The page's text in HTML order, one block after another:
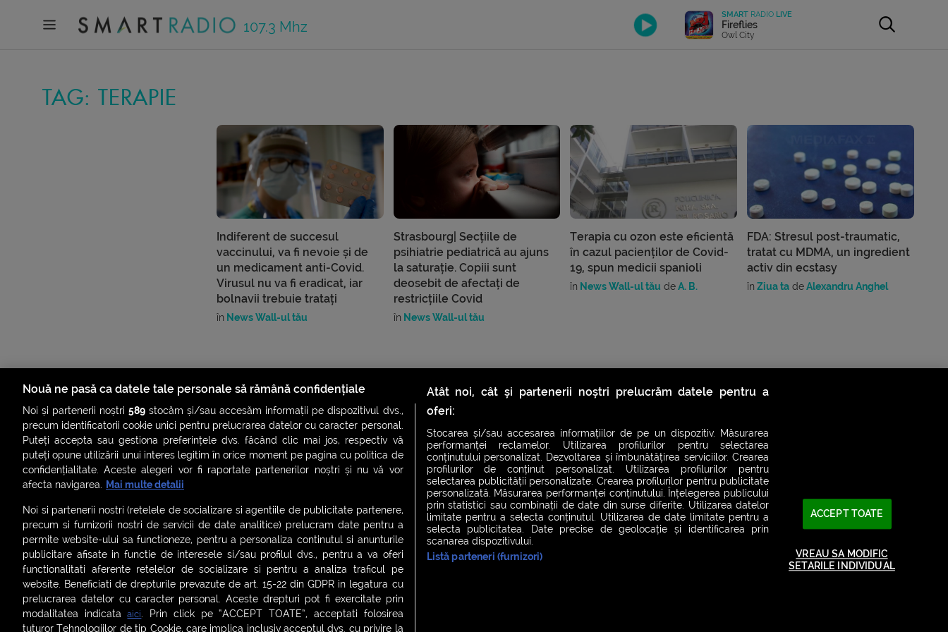
107.3 Mhz
SMART RADIO LIVE
Fireflies
Owl City
TAG: TERAPIE
Indiferent de succesul
vaccinului, va fi nevoie și de
un medicament anti-Covid.
Virusul nu va fi eradicat, iar
bolnavii trebuie tratați
în News Wall-ul tău
Strasbourg| Secțiile de
psihiatrie pediatrică au ajuns
la saturație. Copiii sunt
deosebit de afectați de
restricțiile Covid
în News Wall-ul tău
Terapia cu ozon este eficientă
în cazul pacienților de Covid-
19, spun medicii spanioli
în News Wall-ul tău deA. B.
FDA: Stresul post-traumatic,
tratat cu MDMA, un ingredient
activ din ecstasy
în Ziua ta deAlexandru Anghel
ȘTIRI SMART SHORTS NIGHT FEVER
LIVE FEVER CONCERT
ASCULTĂ ACUM RADIOURILE SMART
Termeni și condiții | Politica de confidențialitate | Politica de cookies | Contact
Contact:
office@smartradio.ro
Nouă ne pasă ca datele tale personale să rămână confidențiale
Noi și partenerii noștri589 stocăm și/sau accesăm informații pe dispozitivul dvs.,
precum identificatorii cookie unici pentru prelucrarea datelor cu caracter personal.
Puteți accepta sau gestiona preferințele dvs. făcând clic mai jos, respectiv vă
puteți opune utilizării unui interes legitim în orice moment pe pagina cu politica de
confidențialitate. Aceste alegeri vor fi raportate partenerilor noștri și nu vă vor
afecta navigarea. Mai multe detalii
Noi si partenerii nostri (retelele de socializare si agentiile de publicitate partenere,
precum si furnizorii nostri de servicii de date analitice) prelucram date pentru a
permite website-ului sa functioneze, pentru a personaliza continutul si anunturile
publicitare afisate in functie de interesele si/sau profilul dvs., pentru a va oferi
functionalitati aferente retelelor de socializare si pentru a analiza traficul pe
website. Beneficiati de drepturile prevazute de art. 15-22 din GDPR in legatura cu
prelucrarea datelor cu caracter personal. Aceste drepturi pot fi exercitate prin
modalitatea indicataaici. Prin click pe “ACCEPT TOATE”, acceptati folosirea
tuturor Tehnologiilor de tip Cookie, care implica inclusiv acceptul dvs. cu privire la
Atât noi, cât și partenerii noștri prelucrăm datele pentru a
oferi:
Stocarea și/sau accesarea informațiilor de pe un dispozitiv. Măsurarea
performanței reclamelor. Utilizarea profilurilor pentru selectarea
conținutului personalizat. Dezvoltarea și îmbunătățirea serviciilor. Crearea
profilurilor de conținut personalizat. Utilizarea profilurilor pentru
selectarea publicității personalizate. Crearea profilurilor pentru publicitate
personalizată. Măsurarea performanței conținutului. Înțelegerea publicului
prin statistici sau combinații de date din surse diferite. Utilizarea datelor
limitate pentru a selecta conținutul. Utilizarea de date limitate pentru a
selecta publicitatea. Date precise de geolocație și identificarea prin
scanarea dispozitivului.
Listă parteneri (furnizori)
ACCEPT TOATE
VREAU SA MODIFIC
SETARILE INDIVIDUAL